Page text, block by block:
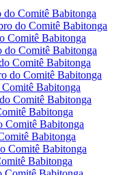
Comitê Babitonga
Comitê Babitonga
Comitê Babitonga
Babitonga
Babitonga
Babitonga
Babitonga